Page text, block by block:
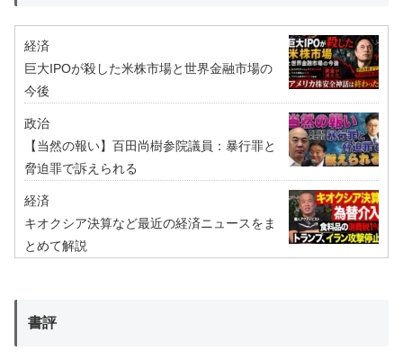
経済
巨大IPOが殺した米株市場と世界金融市場の
今後
政治
【当然の報い】百田尚樹参院議員：暴行罪と
脅迫罪で訴えられる
経済
キオクシア決算など最近の経済ニュースをま
とめて解説
書評